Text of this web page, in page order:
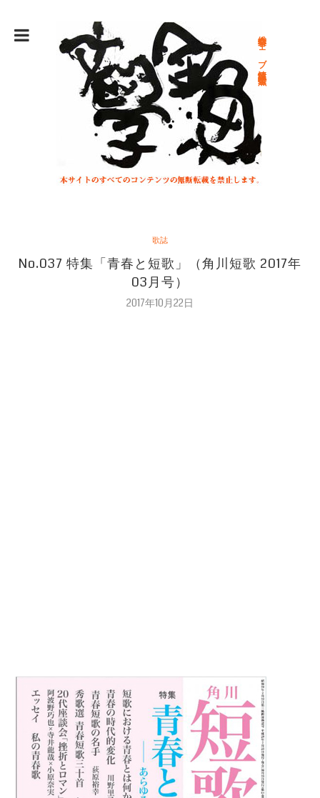
総合文学ウェブ情報誌 文学金魚
歌誌
No.037 特集「青春と短歌」（角川短歌 2017年
03月号）
2017年10月22日